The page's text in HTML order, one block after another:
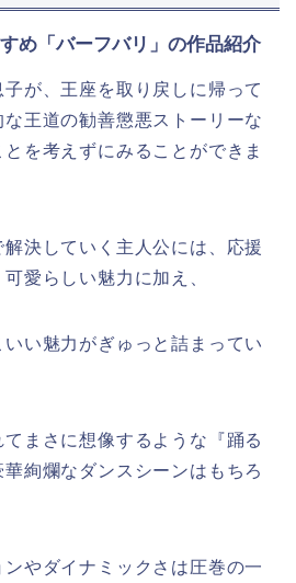
め「バーフバリ」の作品紹介
が、王座を取り戻しに帰って
王道の勧善懲悪ストーリーな
を考えずにみることができま
決していく主人公には、応援
愛らしい魅力に加え、
い魅力がぎゅっと詰まってい
まさに想像するような『踊る
絢爛なダンスシーンはもちろ
やダイナミックさは圧巻の一